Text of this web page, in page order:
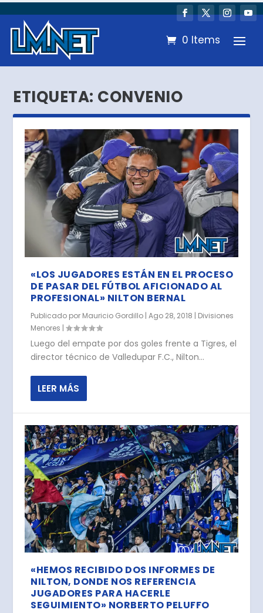
0 Items
ETIQUETA: CONVENIO
«LOS JUGADORES ESTÁN EN EL PROCESO
DE PASAR DEL FÚTBOL AFICIONADO AL
PROFESIONAL» NILTON BERNAL
Publicado por Mauricio Gordillo |Ago 28, 2018 | Divisiones
Menores |
Luego del empate por dos goles frente a Tigres, el
director técnico de Valledupar F.C., Nilton...
LEER MÁS
«HEMOS RECIBIDO DOS INFORMES DE
NILTON, DONDE NOS REFERENCIA
JUGADORES PARA HACERLE
SEGUIMIENTO» NORBERTO PELUFFO